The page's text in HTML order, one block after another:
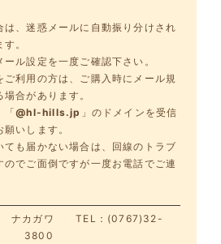
は、迷惑メールに自動振り分けされ
。
ル設定を一度ご確認下さい。
ご利用の方は、ご購入時にメール規
合があります。
「@hl-hills.jp 」のドメインを受信
いします。
ても届かない場合は、回線のトラブ
のでご面倒ですが一度お電話でご連
ナカガワ TEL：(0767)32-
3800